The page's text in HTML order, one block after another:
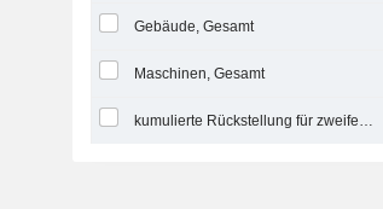
Gebäude, Gesamt
Maschinen, Gesamt
kumulierte Rückstellung für zweifelhafte Forderungen (Zusatz)